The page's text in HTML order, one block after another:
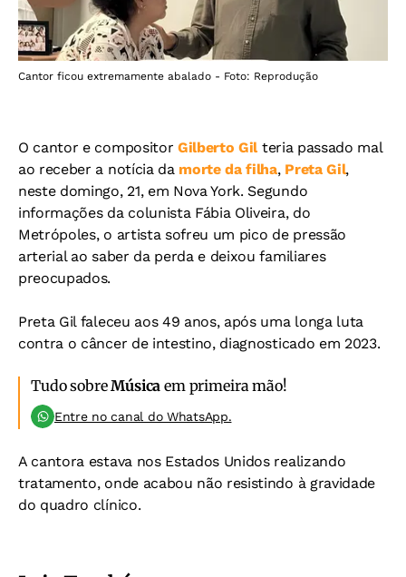
Cantor ficou extremamente abalado - Foto: Reprodução
O cantor e compositor Gilberto Gilteria passado mal
ao receber a notícia da morte da filha, Preta Gil,
neste domingo, 21, em Nova York. Segundo
informações da colunista Fábia Oliveira, do
Metrópoles, o artista sofreu um pico de pressão
arterial ao saber da perda e deixou familiares
preocupados.
Preta Gil faleceu aos 49 anos, após uma longa luta
contra o câncer de intestino, diagnosticado em 2023.
Tudo sobreMúsica em primeira mão!
Entre no canal do WhatsApp.
A cantora estava nos Estados Unidos realizando
tratamento, onde acabou não resistindo à gravidade
do quadro clínico.